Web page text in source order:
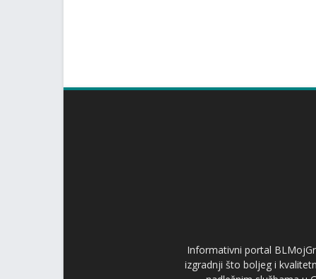
Informativni portal
izgradnji što boljeg i